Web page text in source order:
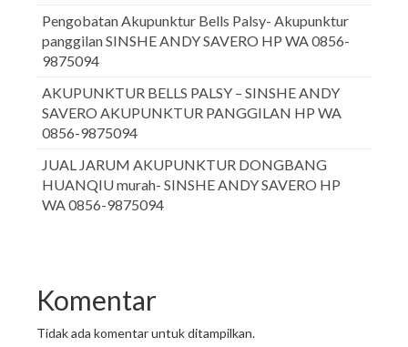
Pengobatan Akupunktur Bells Palsy- Akupunktur
panggilan SINSHE ANDY SAVERO HP WA 0856-
9875094
AKUPUNKTUR BELLS PALSY – SINSHE ANDY
SAVERO AKUPUNKTUR PANGGILAN HP WA
0856-9875094
JUAL JARUM AKUPUNKTUR DONGBANG
HUANQIU murah- SINSHE ANDY SAVERO HP
WA 0856-9875094
Komentar
Tidak ada komentar untuk ditampilkan.